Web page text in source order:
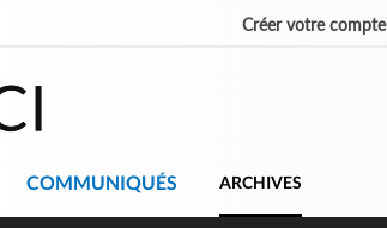
Créer votre compte
COMMUNIQUÉS ARCHIVES